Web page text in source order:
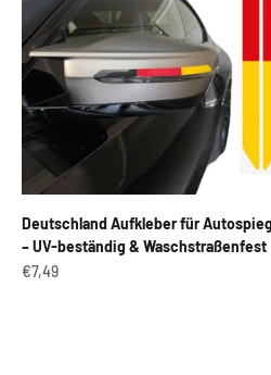
Deutschland Aufkleber für
– UV-beständig & Waschstraßenfest
Angebot
€7,49